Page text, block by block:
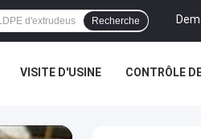
Recherche
VISITE D'USINE CONTRÔLE